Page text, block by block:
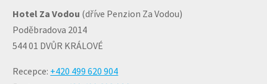
Hotel Za Vodou (dříve Penzion Za Vodou)
Poděbradova 2014
544 01 DVŮR KRÁLOVÉ
Recepce: +420 499 620 904